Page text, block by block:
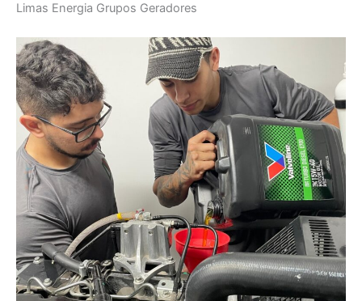
Limas Energia Grupos Geradores